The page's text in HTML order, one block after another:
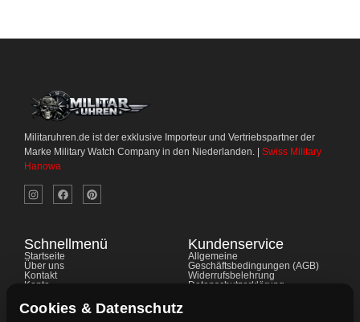
Militaruhren.de ist der exklusive Importeur und Vertriebspartner der
Marke Military Watch Company in den Niederlanden. | Swiss Military
Hanowa
Schnellmenü
Startseite
Über uns
Kontakt
Konto
FAQ's
Ratgeber
Kundenservice
Allgemeine
Geschäftsbedingungen (AGB)
Widerrufsbelehrung
Datenschutzerklärung
Cookies & Datenschutz